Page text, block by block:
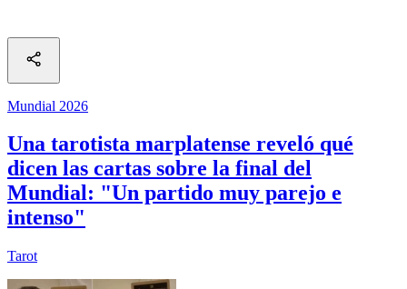
Mundial 2026
Una tarotista marplatense reveló qué
dicen las cartas sobre la final del
Mundial: "Un partido muy parejo e
intenso"
Tarot